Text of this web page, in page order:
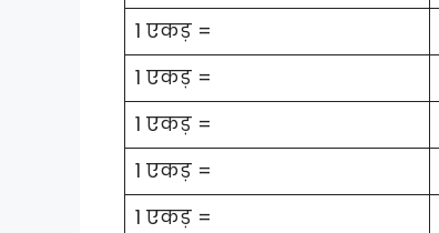
1 एकड़ =
1 एकड़ =
1 एकड़ =
1 एकड़ =
1 एकड़ =